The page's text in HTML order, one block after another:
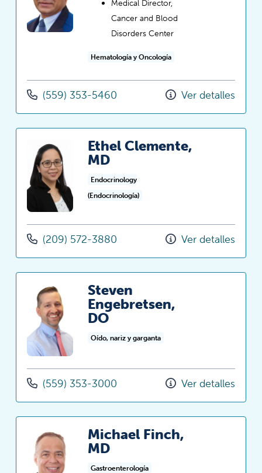
Medical Director,
Cancer and Blood
Disorders Center
Hematología y Oncología
(559) 353-5460 Ver detalles
Ethel Clemente,
MD
Endocrinology
(Endocrinología)
(209) 572-3880 Ver detalles
Steven
Engebretsen,
DO
Oído, nariz y garganta
(559) 353-3000 Ver detalles
Michael Finch,
MD
Gastroenterología